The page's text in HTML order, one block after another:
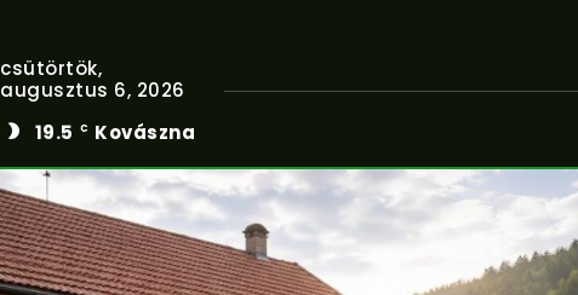
csütörtök,
augusztus 6, 2026
19.5
C Kovászna